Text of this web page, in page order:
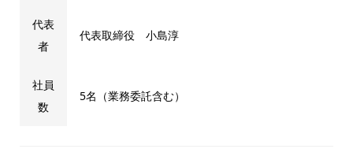
代表
者
代表取締役 小島淳
社員
数
5名（業務委託含む）